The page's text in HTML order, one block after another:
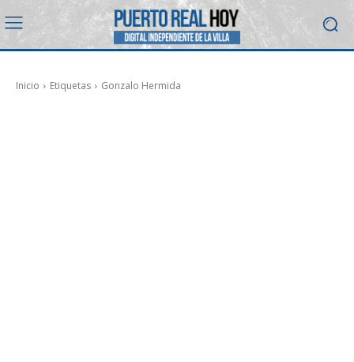
Inicio Etiquetas Gonzalo Hermida